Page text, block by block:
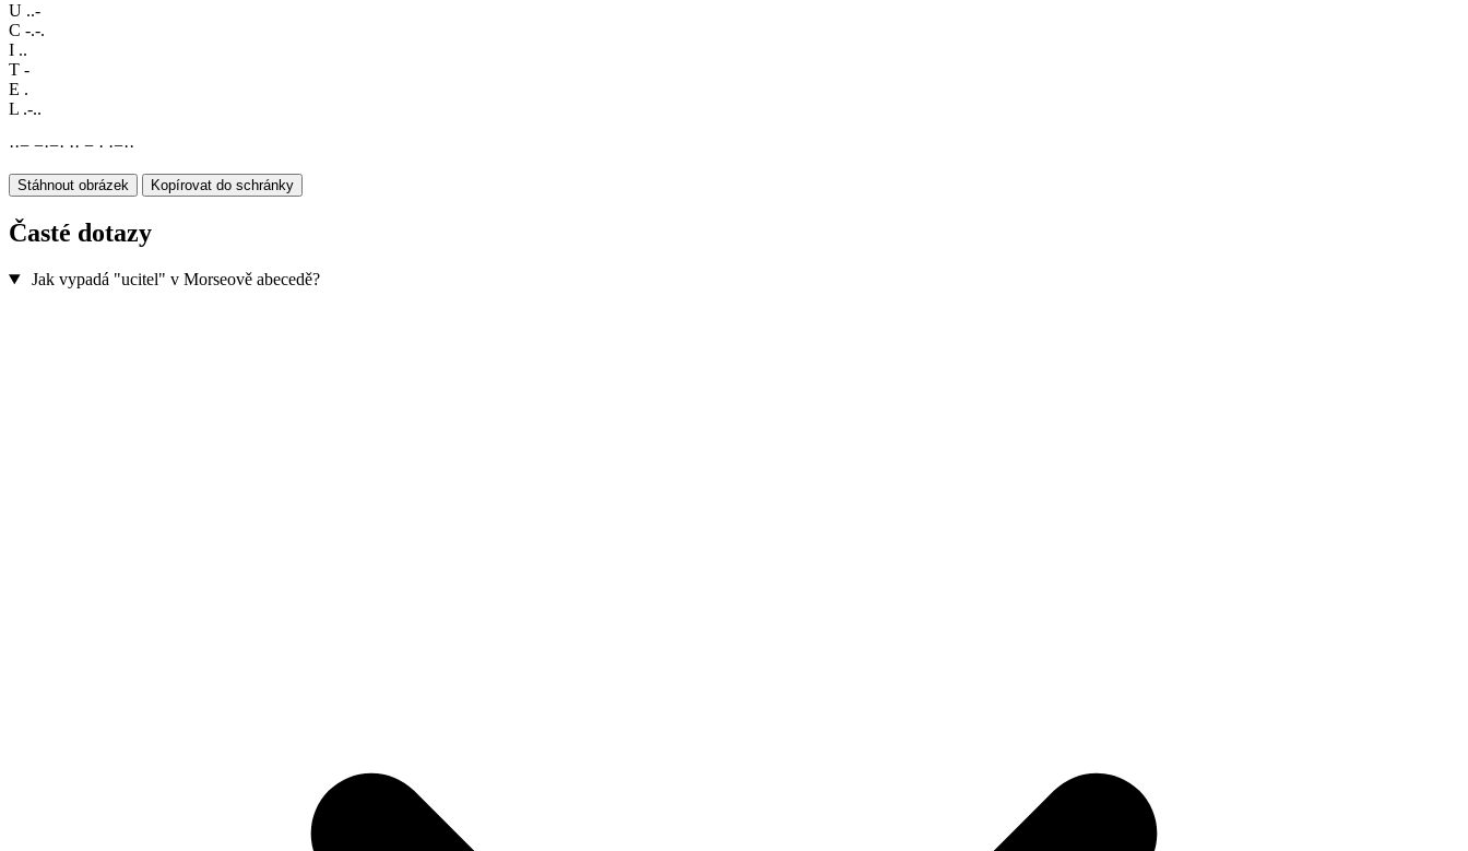
U ..-
C -.-.
I ..
T -
E .
L .-..
··− −·−· ·· − · ·−··
Stáhnout obrázek Kopírovat do schránky
Časté dotazy
Jak vypadá "ucitel" v Morseově abecedě?